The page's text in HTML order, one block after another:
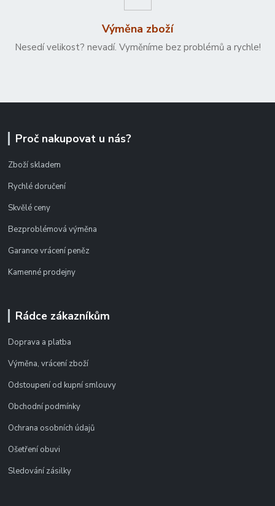
Výměna zboží
Nesedí velikost? nevadí. Vyměníme bez problémů a rychle!
Proč nakupovat u nás?
Zboží skladem
Rychlé doručení
Skvělé ceny
Bezproblémová výměna
Garance vrácení peněz
Kamenné prodejny
Rádce zákazníkům
Doprava a platba
Výměna, vrácení zboží
Odstoupení od kupní smlouvy
Obchodní podmínky
Ochrana osobních údajů
Ošetření obuvi
Sledování zásilky